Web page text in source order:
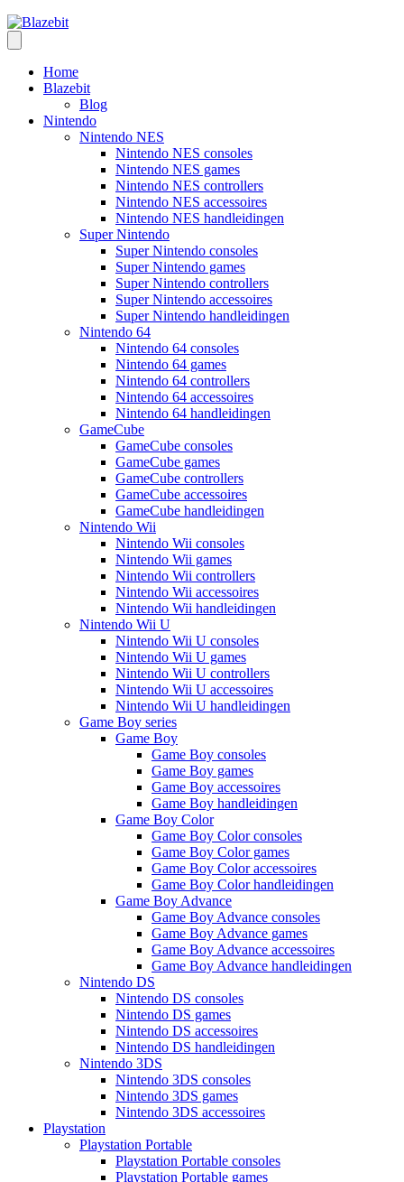
Home
Blazebit
Blog
Nintendo
Nintendo NES
Nintendo NES consoles
Nintendo NES games
Nintendo NES controllers
Nintendo NES accessoires
Nintendo NES handleidingen
Super Nintendo
Super Nintendo consoles
Super Nintendo games
Super Nintendo controllers
Super Nintendo accessoires
Super Nintendo handleidingen
Nintendo 64
Nintendo 64 consoles
Nintendo 64 games
Nintendo 64 controllers
Nintendo 64 accessoires
Nintendo 64 handleidingen
GameCube
GameCube consoles
GameCube games
GameCube controllers
GameCube accessoires
GameCube handleidingen
Nintendo Wii
Nintendo Wii consoles
Nintendo Wii games
Nintendo Wii controllers
Nintendo Wii accessoires
Nintendo Wii handleidingen
Nintendo Wii U
Nintendo Wii U consoles
Nintendo Wii U games
Nintendo Wii U controllers
Nintendo Wii U accessoires
Nintendo Wii U handleidingen
Game Boy series
Game Boy
Game Boy consoles
Game Boy games
Game Boy accessoires
Game Boy handleidingen
Game Boy Color
Game Boy Color consoles
Game Boy Color games
Game Boy Color accessoires
Game Boy Color handleidingen
Game Boy Advance
Game Boy Advance consoles
Game Boy Advance games
Game Boy Advance accessoires
Game Boy Advance handleidingen
Nintendo DS
Nintendo DS consoles
Nintendo DS games
Nintendo DS accessoires
Nintendo DS handleidingen
Nintendo 3DS
Nintendo 3DS consoles
Nintendo 3DS games
Nintendo 3DS accessoires
Playstation
Playstation Portable
Playstation Portable consoles
Playstation Portable games